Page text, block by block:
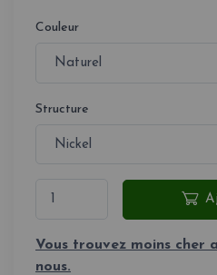
Couleur
Structure
Vous trouvez moins cher
nous.